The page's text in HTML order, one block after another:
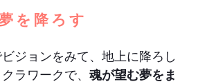
を降ろす
ジョンをみて、地上に降ろし
ラワークで、 魂が望む夢をま